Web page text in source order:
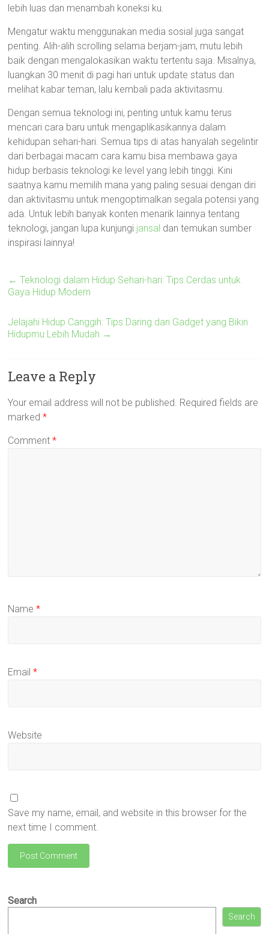
lebih luas dan menambah koneksi ku.
Mengatur waktu menggunakan media sosial juga sangat
penting. Alih-alih scrolling selama berjam-jam, mutu lebih
baik dengan mengalokasikan waktu tertentu saja. Misalnya,
luangkan 30 menit di pagi hari untuk update status dan
melihat kabar teman, lalu kembali pada aktivitasmu.
Dengan semua teknologi ini, penting untuk kamu terus
mencari cara baru untuk mengaplikasikannya dalam
kehidupan sehari-hari. Semua tips di atas hanyalah segelintir
dari berbagai macam cara kamu bisa membawa gaya
hidup berbasis teknologi ke level yang lebih tinggi. Kini
saatnya kamu memilih mana yang paling sesuai dengan diri
dan aktivitasmu untuk mengoptimalkan segala potensi yang
ada. Untuk lebih banyak konten menarik lainnya tentang
teknologi, jangan lupa kunjungi jansal dan temukan sumber
inspirasi lainnya!
← Teknologi dalam Hidup Sehari-hari: Tips Cerdas untuk
Gaya Hidup Modern
Jelajahi Hidup Canggih: Tips Daring dan Gadget yang Bikin
Hidupmu Lebih Mudah →
Leave a Reply
Your email address will not be published. Required fields are
marked*
Comment*
Name*
Email*
Website
Save my name, email, and website in this browser for the
next time I comment.
Search
Search